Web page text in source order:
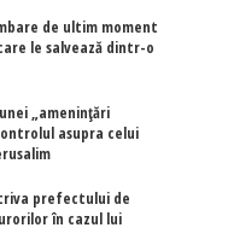
de ultim moment
le salvează dintr-o
„amenințări
asupra celui
prefectului de
în cazul lui